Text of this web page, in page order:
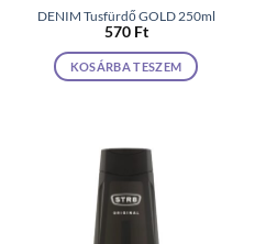
DENIM Tusfürdő GOLD 250ml
570 Ft
KOSÁRBA TESZEM